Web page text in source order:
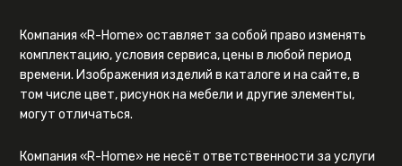
Компания «R-Home» оставляет за собой право изменять
комплектацию, условия сервиса, цены в любой период
времени. Изображения изделий в каталоге и на сайте, в
том числе цвет, рисунок на мебели и другие элементы,
могут отличаться.
Компания «R-Home» не несёт ответственности за услуги